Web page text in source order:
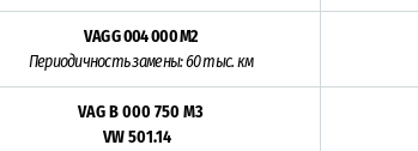
VAG G 004 000 M2
Периодичность замены:60 тыс. км
VAG B 000 750 M3
VW 501.14